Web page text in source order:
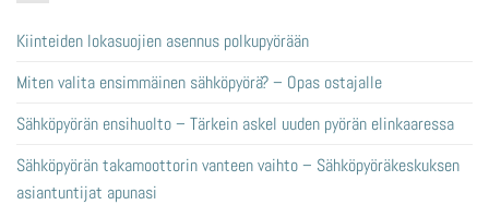
Kiinteiden lokasuojien asennus polkupyörään
Miten valita ensimmäinen sähköpyörä? – Opas ostajalle
Sähköpyörän ensihuolto – Tärkein askel uuden pyörän elinkaaressa
Sähköpyörän takamoottorin vanteen vaihto – Sähköpyöräkeskuksen
asiantuntijat apunasi